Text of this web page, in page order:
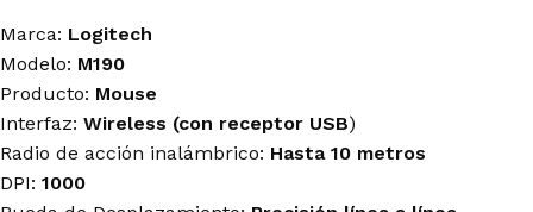
Marca: Logitech
Modelo: M190
Producto: Mouse
Interfaz: Wireless (con receptor USB)
Radio de acción inalámbrico: Hasta 10 metros
DPI: 1000